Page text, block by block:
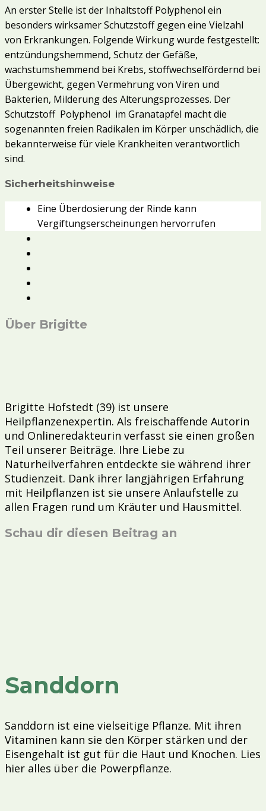
An erster Stelle ist der Inhaltstoff Polyphenol ein
besonders wirksamer Schutzstoff gegen eine Vielzahl
von Erkrankungen. Folgende Wirkung wurde festgestellt:
entzündungshemmend, Schutz der Gefäße,
wachstumshemmend bei Krebs, stoffwechselfördernd bei
Übergewicht, gegen Vermehrung von Viren und
Bakterien, Milderung des Alterungsprozesses. Der
Schutzstoff Polyphenol im Granatapfel macht die
sogenannten freien Radikalen im Körper unschädlich, die
bekannterweise für viele Krankheiten verantwortlich
sind.
Sicherheitshinweise
Eine Überdosierung der Rinde kann
Vergiftungserscheinungen hervorrufen
Über Brigitte
Brigitte Hofstedt (39) ist unsere
Heilpflanzenexpertin. Als freischaffende Autorin
und Onlineredakteurin verfasst sie einen großen
Teil unserer Beiträge. Ihre Liebe zu
Naturheilverfahren entdeckte sie während ihrer
Studienzeit. Dank ihrer langjährigen Erfahrung
mit Heilpflanzen ist sie unsere Anlaufstelle zu
allen Fragen rund um Kräuter und Hausmittel.
Schau dir diesen Beitrag an
Sanddorn
Sanddorn ist eine vielseitige Pflanze. Mit ihren
Vitaminen kann sie den Körper stärken und der
Eisengehalt ist gut für die Haut und Knochen. Lies
hier alles über die Powerpflanze.